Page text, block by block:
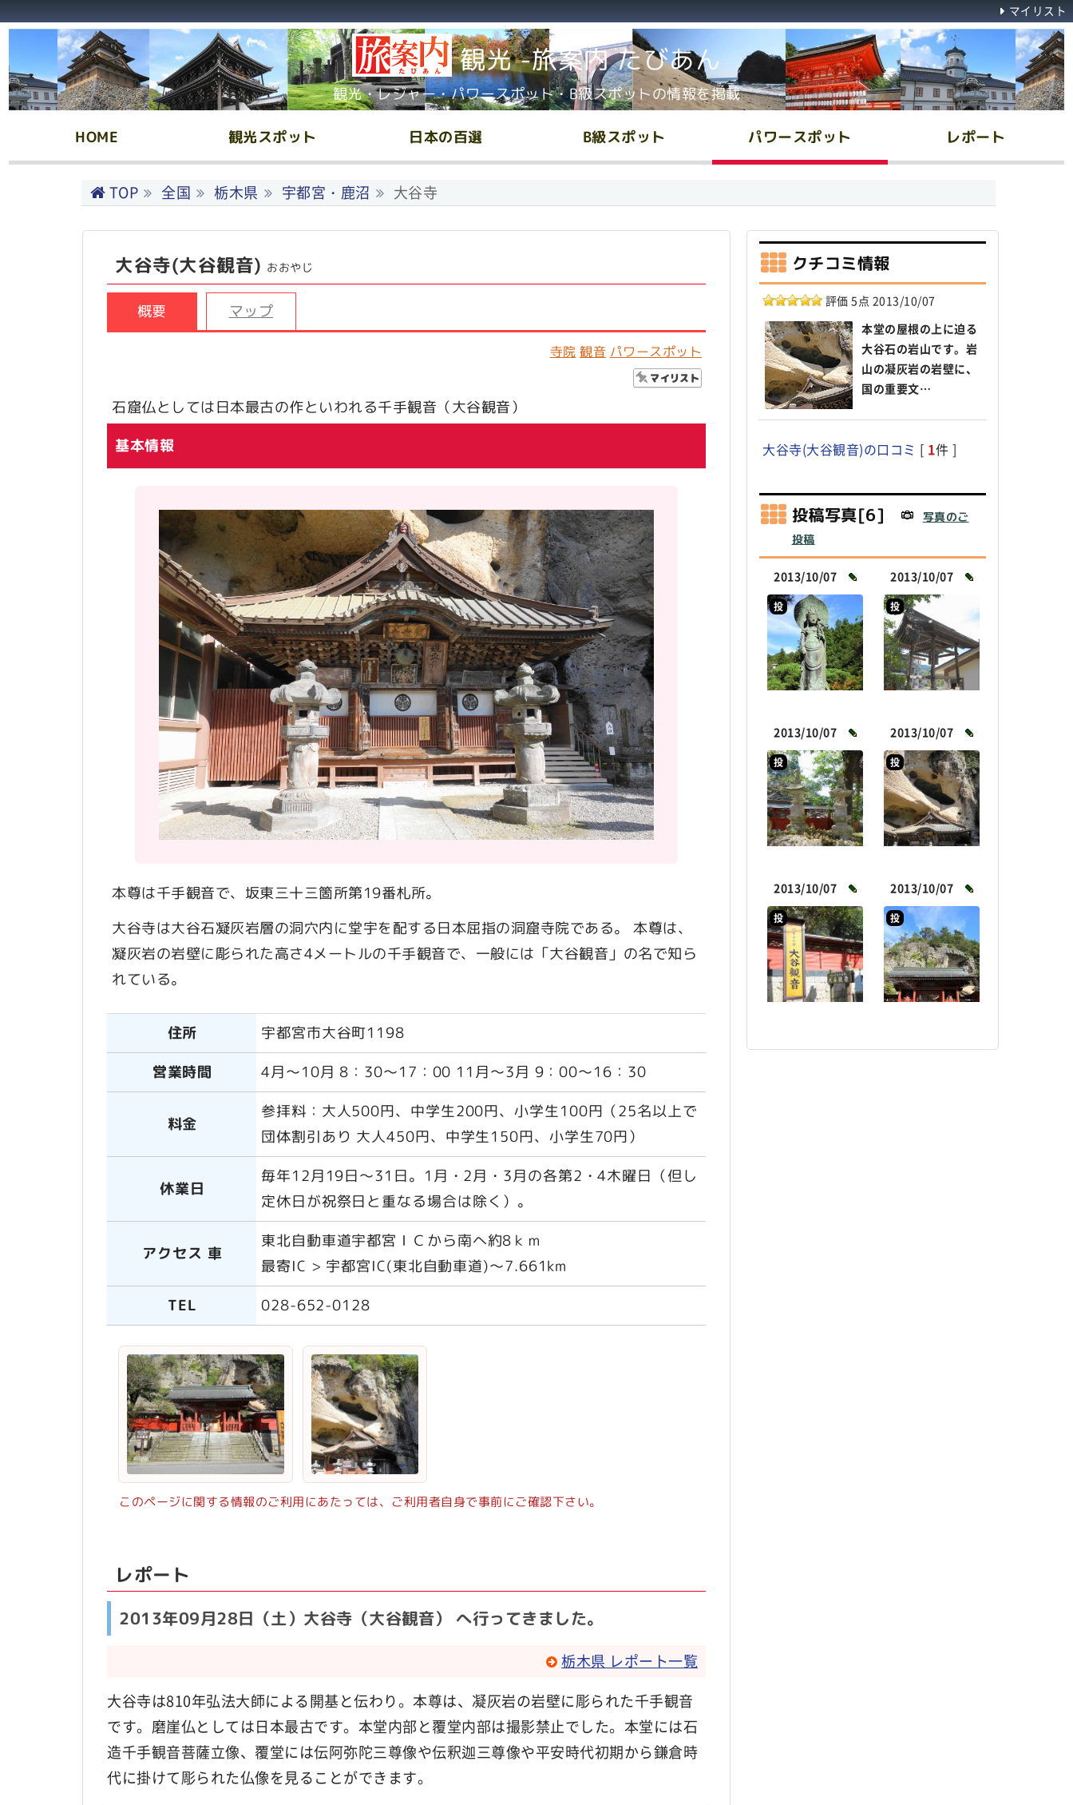
観光 -旅案内 たびあん
観光・レジャー・パワースポット・B級スポットの情報を掲載
HOME 観光スポット 日本の百選 B級スポット パワースポット レポート
マイリスト
TOP 全国 栃木県 宇都宮・鹿沼 大谷寺
大谷寺(大谷観音) おおやじ
概要 マップ
寺院 観音 パワースポット
石窟仏としては日本最古の作といわれる千手観音（大谷観音）
基本情報
本尊は千手観音で、坂東三十三箇所第19番札所。
大谷寺は大谷石凝灰岩層の洞穴内に堂宇を配する日本屈指の洞窟寺院である。 本尊は、
凝灰岩の岩壁に彫られた高さ4メートルの千手観音で、一般には「大谷観音」の名で知ら
れている。
住所
宇都宮市大谷町1198
営業時間
4月～10月 8：30～17：00 11月～3月 9：00～16：30
料金
参拝料：大人500円、中学生200円、小学生100円（25名以上で
団体割引あり 大人450円、中学生150円、小学生70円）
休業日
毎年12月19日～31日。1月・2月・3月の各第2・4木曜日（但し
定休日が祝祭日と重なる場合は除く）。
アクセス 車
東北自動車道宇都宮ＩＣから南へ約8ｋｍ
最寄IC > 宇都宮IC(東北自動車道)～7.661km
TEL
028-652-0128
このページに関する情報のご利用にあたっては、ご利用者自身で事前にご確認下さい。
レポート
2013年09月28日（土）大谷寺（大谷観音） へ行ってきました。
栃木県 レポート一覧
大谷寺は810年弘法大師による開基と伝わり。本尊は、凝灰岩の岩壁に彫られた千手観音
です。磨崖仏としては日本最古です。本堂内部と覆堂内部は撮影禁止でした。本堂には石
造千手観音菩薩立像、覆堂には伝阿弥陀三尊像や伝釈迦三尊像や平安時代初期から鎌倉時
代に掛けて彫られた仏像を見ることができます。
クチコミ情報
評価 5点 2013/10/07
本堂の屋根の上に迫る
大谷石の岩山です。岩
山の凝灰岩の岩壁に、
国の重要文…
大谷寺(大谷観音)の口コミ [ 1件 ]
投稿写真[6]
写真のご
投稿
2013/10/07
投
2013/10/07
投
2013/10/07
投
2013/10/07
投
2013/10/07
投
2013/10/07
投